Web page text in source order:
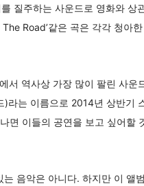
질주하는 사운드로 영화와 상
Road’같은 곡은 각각 청아
서 역사상 가장 많이 팔린 사
라는 이름으로 2014년 상반기
면 이들의 공연을 보고 싶어할
음악은 아니다. 하지만 이 앨